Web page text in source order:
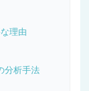
理由
分析手法